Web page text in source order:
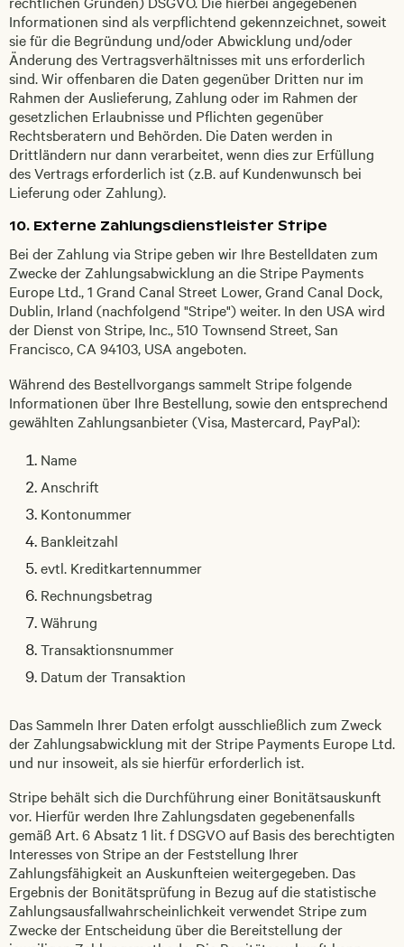
Informationen sind als verpflichtend gekennzeichnet, soweit
sie für die Begründung und/oder Abwicklung und/oder
Änderung des Vertragsverhältnisses mit uns erforderlich
sind. Wir offenbaren die Daten gegenüber Dritten nur im
Rahmen der Auslieferung, Zahlung oder im Rahmen der
gesetzlichen Erlaubnisse und Pflichten gegenüber
Rechtsberatern und Behörden. Die Daten werden in
Drittländern nur dann verarbeitet, wenn dies zur Erfüllung
des Vertrags erforderlich ist (z.B. auf Kundenwunsch bei
Lieferung oder Zahlung).
10. Externe Zahlungsdienstleister Stripe
Bei der Zahlung via Stripe geben wir Ihre Bestelldaten zum
Zwecke der Zahlungsabwicklung an die Stripe Payments
Europe Ltd., 1 Grand Canal Street Lower, Grand Canal Dock,
Dublin, Irland (nachfolgend "Stripe") weiter. In den USA wird
der Dienst von Stripe, Inc., 510 Townsend Street, San
Francisco, CA 94103, USA angeboten.
Während des Bestellvorgangs sammelt Stripe folgende
Informationen über Ihre Bestellung, sowie den entsprechend
gewählten Zahlungsanbieter (Visa, Mastercard, PayPal):
Name
Anschrift
Kontonummer
Bankleitzahl
evtl. Kreditkartennummer
Rechnungsbetrag
Währung
Transaktionsnummer
Datum der Transaktion
Das Sammeln Ihrer Daten erfolgt ausschließlich zum Zweck
der Zahlungsabwicklung mit der Stripe Payments Europe Ltd.
und nur insoweit, als sie hierfür erforderlich ist.
Stripe behält sich die Durchführung einer Bonitätsauskunft
vor. Hierfür werden Ihre Zahlungsdaten gegebenenfalls
gemäß Art. 6 Absatz 1 lit. f DSGVO auf Basis des berechtigten
Interesses von Stripe an der Feststellung Ihrer
Zahlungsfähigkeit an Auskunfteien weitergegeben. Das
Ergebnis der Bonitätsprüfung in Bezug auf die statistische
Zahlungsausfallwahrscheinlichkeit verwendet Stripe zum
Zwecke der Entscheidung über die Bereitstellung der